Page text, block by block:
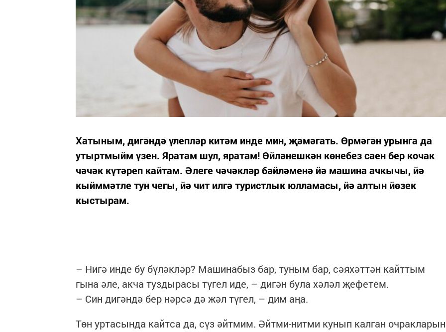
Хатыным, дигәндә үлепләр китәм инде мин, җәмәгать. Өрмәгән урынга да
утыртмыйм үзен. Яратам шул, яратам! Өйләнешкән көнебез саен бер кочак
чәчәк күтәреп кайтам. Әлеге чәчәкләр бәйләменә йә машина ачкычы, йә
кыйммәтле тун чегы, йә чит илгә туристлык юлламасы, йә алтын йөзек
кыстырам.
– Нигә инде бу бүләкләр? Машинабыз бар, туным бар, сәяхәттән кайттым
гына әле, акча туздырасы түгел иде, – дигән була хәләл җефетем.
– Син дигәндә бер нәрсә дә жәл түгел, – дим аңа.
Төн уртасында кайтса да, сүз әйтмим. Әйтми-нитми кунып калган очракларын